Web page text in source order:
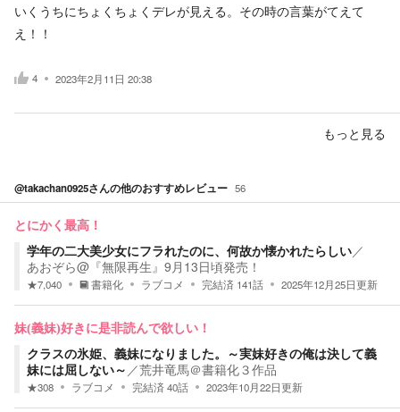
いくうちにちょくちょくデレが見える。その時の言葉がてえて
え！！
4 2023年2月11日 20:38
もっと見る
@takachan0925さんの他のおすすめレビュー 56
とにかく最高！
学年の二大美少女にフラれたのに、何故か懐かれたらしい／
あおぞら@『無限再生』9月13日頃発売！
★7,040 書籍化 ラブコメ 完結済 141話 2025年12月25日更新
妹(義妹)好きに是非読んで欲しい！
クラスの氷姫、義妹になりました。～実妹好きの俺は決して義
妹には屈しない～ ／荒井竜馬＠書籍化３作品
★308 ラブコメ 完結済40話 2023年10月22日更新